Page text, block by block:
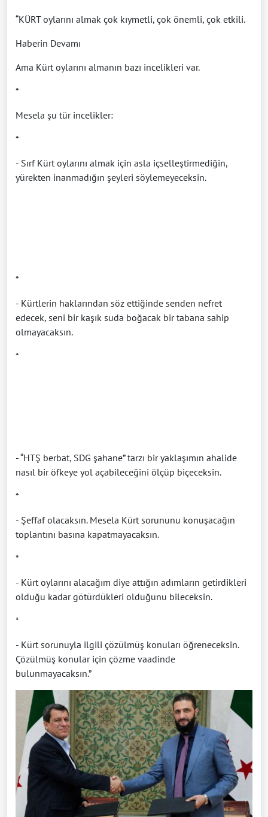
“KÜRT oylarını almak çok kıymetli, çok önemli, çok etkili.
Haberin Devamı
Ama Kürt oylarını almanın bazı incelikleri var.
*
Mesela şu tür incelikler:
*
- Sırf Kürt oylarını almak için asla içselleştirmediğin,
yürekten inanmadığın şeyleri söylemeyeceksin.
*
- Kürtlerin haklarından söz ettiğinde senden nefret
edecek, seni bir kaşık suda boğacak bir tabana sahip
olmayacaksın.
*
- “HTŞ berbat, SDG şahane” tarzı bir yaklaşımın ahalide
nasıl bir öfkeye yol açabileceğini ölçüp biçeceksin.
*
- Şeffaf olacaksın. Mesela Kürt sorununu konuşacağın
toplantını basına kapatmayacaksın.
*
- Kürt oylarını alacağım diye attığın adımların getirdikleri
olduğu kadar götürdükleri olduğunu bileceksin.
*
- Kürt sorunuyla ilgili çözülmüş konuları öğreneceksin.
Çözülmüş konular için çözme vaadinde
bulunmayacaksın.”